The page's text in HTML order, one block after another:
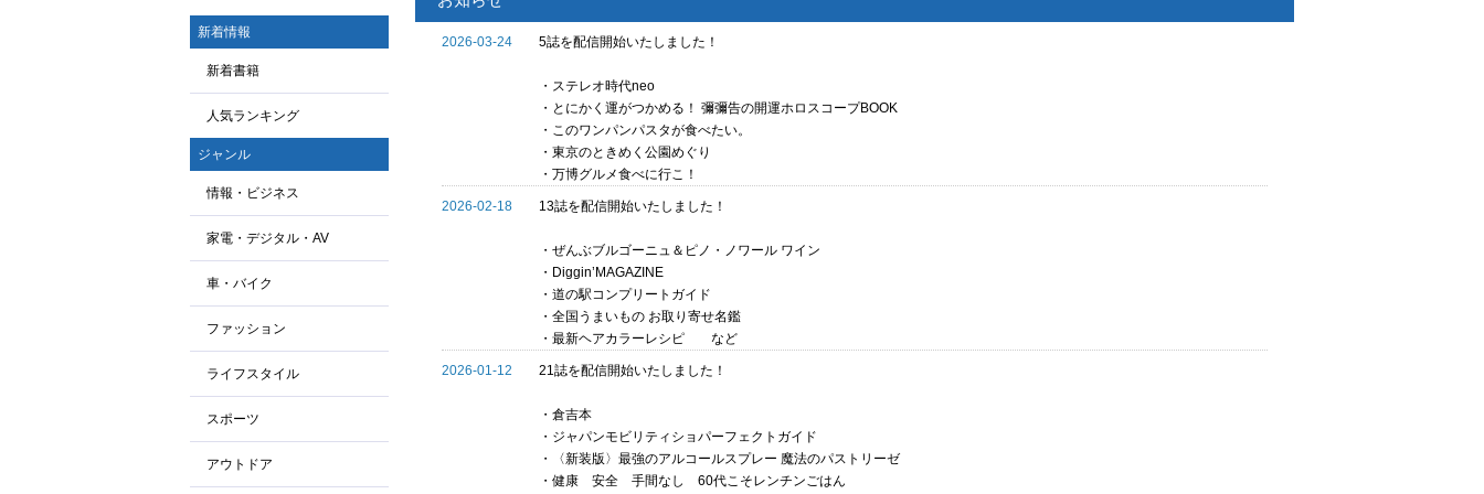
新着情報
新着書籍
人気ランキング
ジャンル
情報・ビジネス
家電・デジタル・AV
車・バイク
ファッション
ライフスタイル
スポーツ
アウトドア
2026-03-24 5誌を配信開始いたしました！
・ステレオ時代neo
・とにかく運がつかめる！ 彌彌告の開運ホロスコープBOOK
・このワンパンパスタが食べたい。
・東京のときめく公園めぐり
・万博グルメ食べに行こ！
2026-02-18 13誌を配信開始いたしました！
・ぜんぶブルゴーニュ＆ピノ・ノワール ワイン
・Diggin’MAGAZINE
・道の駅コンプリートガイド
・全国うまいもの お取り寄せ名鑑
・最新ヘアカラーレシピ など
2026-01-12 21誌を配信開始いたしました！
・倉吉本
・ジャパンモビリティショパーフェクトガイド
・〈新装版〉最強のアルコールスプレー 魔法のパストリーゼ
・健康 安全 手間なし 60代こそレンチンごはん